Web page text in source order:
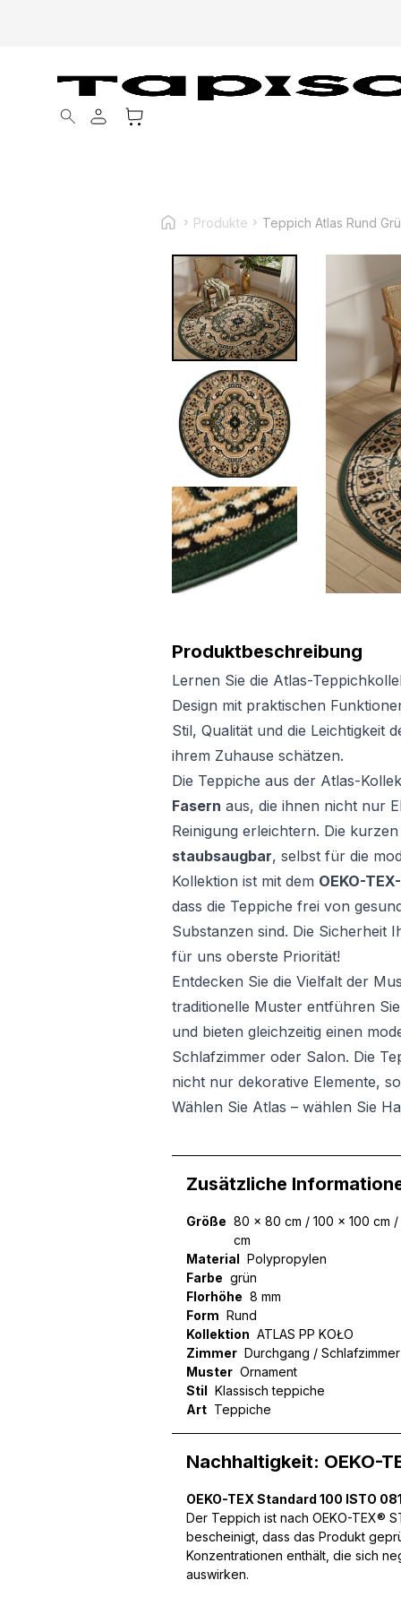
Products search
Produkte Teppich Atlas Rund
Produktbeschreibung
Lernen Sie die Atlas-
Design mit praktischen
Stil, Qualität und die Leichtigkeit
ihrem Zuhause schätzen.
Die Teppiche aus der Atlas-
Fasern aus, die ihnen nicht nur
Reinigung erleichtern. Die
staubsaugbar, selbst für die
Kollektion ist mit dem OEKO-
dass die Teppiche frei von
Substanzen sind. Die Sicherheit
für uns oberste Priorität!
Entdecken Sie die Vielfalt der
traditionelle Muster entführen
und bieten gleichzeitig einen
Schlafzimmer oder Salon. Die
nicht nur dekorative Elemente,
Wählen Sie Atlas – wählen Sie
Zusätzliche
Größe 80 x 80 cm / 100 x 100 cm
cm
Material Polypropylen
Farbe grün
Florhöhe 8 mm
Form Rund
Kollektion ATLAS PP KOŁO
Zimmer Durchgang /
Muster Ornament
Stil Klassisch teppiche
Art Teppiche
Nachhaltigkeit: OEKO-
OEKO-TEX Standard 100 ISTO
Der Teppich ist nach OEKO-TEX®
bescheinigt, dass das Produkt
Konzentrationen enthält, die sich
auswirken.
Wir verwenden Cookies,